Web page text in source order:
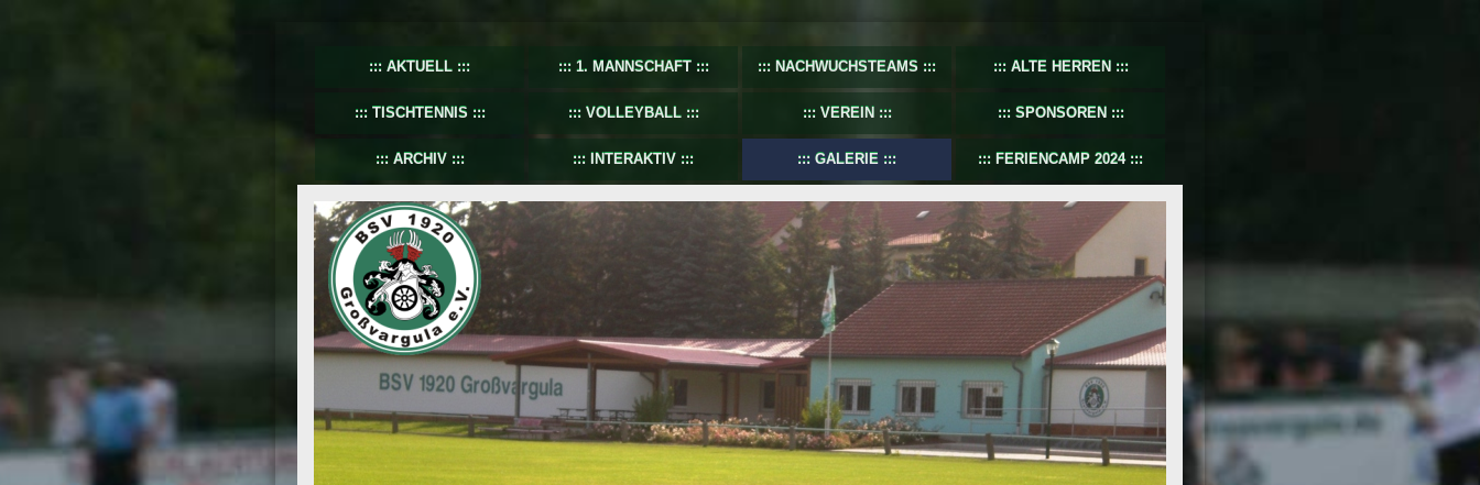
AKTUELL 1. MANNSCHAFT NACHWUCHSTEAMS ALTE HERREN
TISCHTENNIS VOLLEYBALL VEREIN SPONSOREN
ARCHIV INTERAKTIV GALERIE FERIENCAMP 2024